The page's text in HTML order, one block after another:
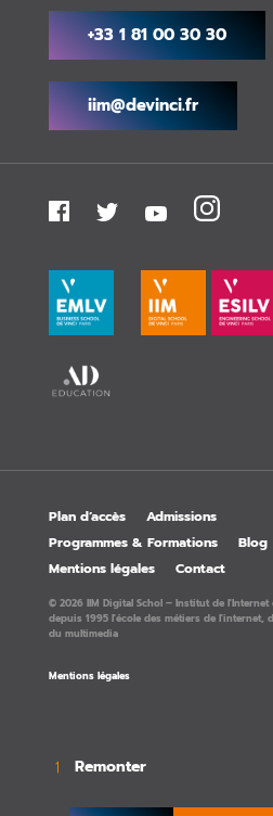
+33 1 81 00 30 30
iim@devinci.fr
Plan d’accès
Admissions
Programmes & Formations
Blog
Mentions légales
Contact
© 2026 IIM Digital Schol – Institut de
depuis 1995 l'école des métiers de l'internet,
du multimedia
Mentions légales
→ Remonter